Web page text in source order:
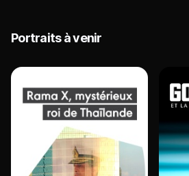
Portraits à venir